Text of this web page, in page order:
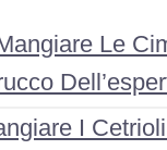
Le
I